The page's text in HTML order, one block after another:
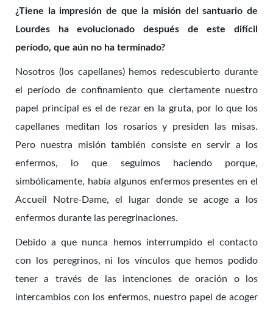
¿Tiene la impresión de que la misión del santuario de
Lourdes ha evolucionado después de este difícil
período, que aún no ha terminado?
Nosotros (los capellanes) hemos redescubierto durante
el período de confinamiento que ciertamente nuestro
papel principal es el de rezar en la gruta, por lo que los
capellanes meditan los rosarios y presiden las misas.
Pero nuestra misión también consiste en servir a los
enfermos, lo que seguimos haciendo porque,
simbólicamente, había algunos enfermos presentes en el
Accueil Notre-Dame, el lugar donde se acoge a los
enfermos durante las peregrinaciones.
Debido a que nunca hemos interrumpido el contacto
con los peregrinos, ni los vínculos que hemos podido
tener a través de las intenciones de oración o los
intercambios con los enfermos, nuestro papel de acoger